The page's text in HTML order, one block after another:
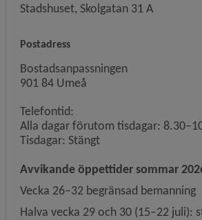
Stadshuset, Skolgatan 31 A
Postadress
Bostadsanpassningen
901 84 Umeå
Telefontid:
Alla dagar förutom tisdagar:
Tisdagar: Stängt
Avvikande öppettider sommar
Vecka 26–32 begränsad bemanning
Halva vecka 29 och 30 (15–22 juli):